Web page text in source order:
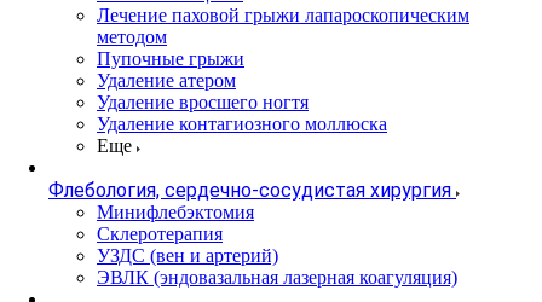
Лечение паховой грыжи лапароскопическим
методом
Пупочные грыжи
Удаление атером
Удаление вросшего ногтя
Удаление контагиозного моллюска
Еще
Флебология, сердечно-сосудистая хирургия
Минифлебэктомия
Склеротерапия
УЗДС (вен и артерий)
ЭВЛК (эндовазальная лазерная коагуляция)